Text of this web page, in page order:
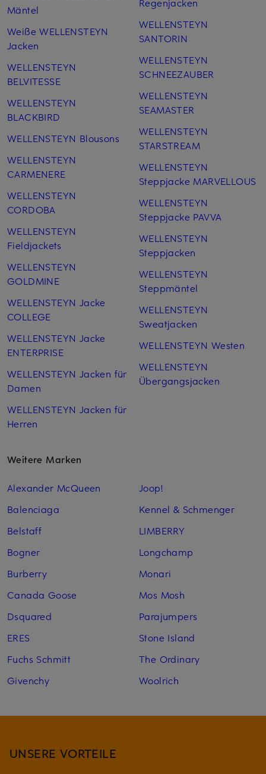
Mäntel
Weiße WELLENSTEYN
Jacken
WELLENSTEYN
BELVITESSE
WELLENSTEYN
BLACKBIRD
WELLENSTEYN Blousons
WELLENSTEYN
CARMENERE
WELLENSTEYN
CORDOBA
WELLENSTEYN
Fieldjackets
WELLENSTEYN
GOLDMINE
WELLENSTEYN Jacke
COLLEGE
WELLENSTEYN Jacke
ENTERPRISE
WELLENSTEYN Jacken für
Damen
WELLENSTEYN Jacken für
Herren
WELLENSTEYN
SANTORIN
WELLENSTEYN
SCHNEEZAUBER
WELLENSTEYN
SEAMASTER
WELLENSTEYN
STARSTREAM
WELLENSTEYN
Steppjacke MARVELLOUS
WELLENSTEYN
Steppjacke PAVVA
WELLENSTEYN
Steppjacken
WELLENSTEYN
Steppmäntel
WELLENSTEYN
Sweatjacken
WELLENSTEYN Westen
WELLENSTEYN
Übergangsjacken
Weitere Marken
Alexander McQueen
Balenciaga
Belstaff
Bogner
Burberry
Canada Goose
Dsquared
ERES
Fuchs Schmitt
Givenchy
Joop!
Kennel & Schmenger
LIMBERRY
Longchamp
Monari
Mos Mosh
Parajumpers
Stone Island
The Ordinary
Woolrich
UNSERE VORTEILE